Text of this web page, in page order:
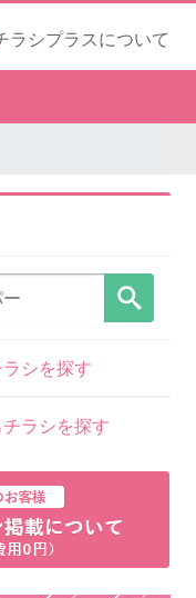
ラシプラスについて
シを探す
ラシを探す